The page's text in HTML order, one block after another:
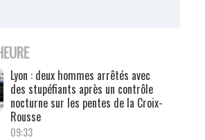
Lyon : deux hommes arrêtés avec
des stupéfiants après un contrôle
nocturne sur les pentes de la Croix-
Rousse
09:33